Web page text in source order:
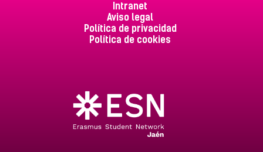
Intranet
Aviso legal
Política de privacidad
Política de cookies